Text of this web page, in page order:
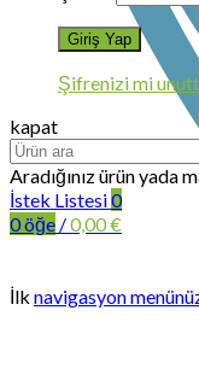
Şifrenizi mi
kapat
Aradığınız ürün yada
İstek Listesi0
0öğe /0,00€
İlk navigasyon